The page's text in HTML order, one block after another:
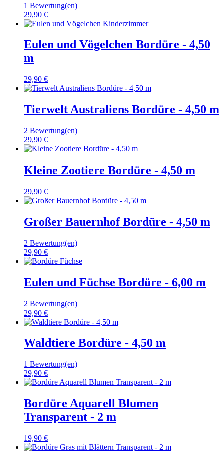
1 Bewertung(en)
29,90 €
Eulen und Vögelchen Bordüre - 4,50
m
29,90 €
Tierwelt Australiens Bordüre - 4,50 m
2 Bewertung(en)
29,90 €
Kleine Zootiere Bordüre - 4,50 m
29,90 €
Großer Bauernhof Bordüre - 4,50 m
2 Bewertung(en)
29,90 €
Eulen und Füchse Bordüre - 6,00 m
2 Bewertung(en)
29,90 €
Waldtiere Bordüre - 4,50 m
1 Bewertung(en)
29,90 €
Bordüre Aquarell Blumen
Transparent - 2 m
19,90 €